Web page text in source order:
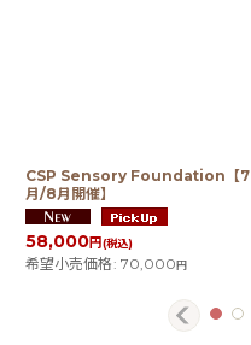
CSP Sensory Foundation【7
月/8月開催】
58,000円(税込)
希望小売価格: 70,000円